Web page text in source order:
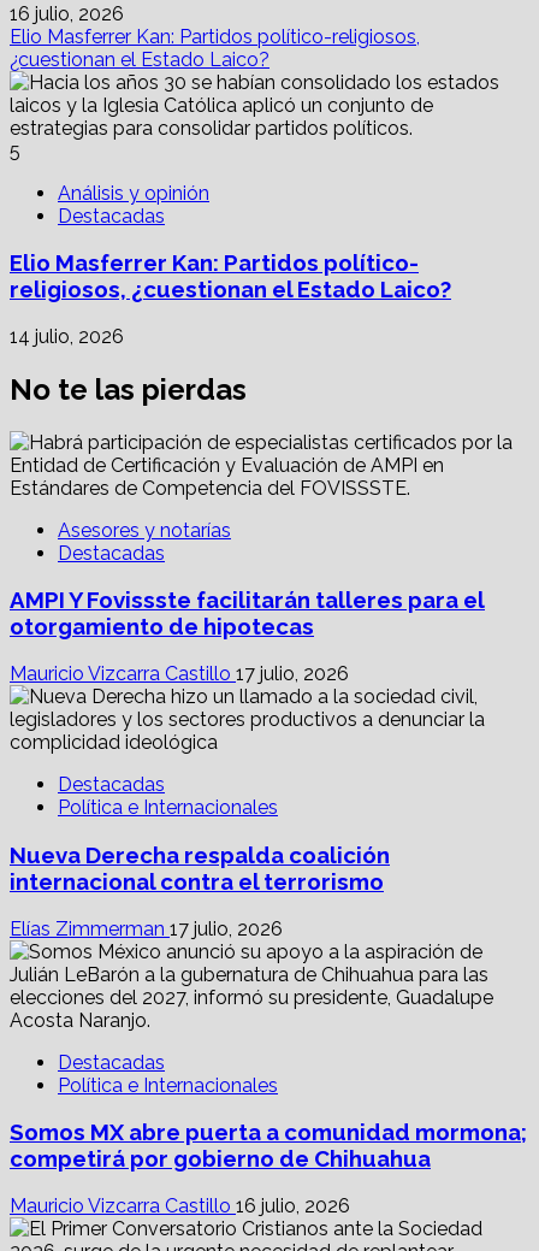
16 julio, 2026
Elio Masferrer Kan: Partidos político-religiosos,
¿cuestionan el Estado Laico?
5
Análisis y opinión
Destacadas
Elio Masferrer Kan: Partidos político-
religiosos, ¿cuestionan el Estado Laico?
14 julio, 2026
No te las pierdas
Asesores y notarías
Destacadas
AMPI Y Fovissste facilitarán talleres para el
otorgamiento de hipotecas
Mauricio Vizcarra Castillo 17 julio, 2026
Destacadas
Política e Internacionales
Nueva Derecha respalda coalición
internacional contra el terrorismo
Elías Zimmerman 17 julio, 2026
Destacadas
Política e Internacionales
Somos MX abre puerta a comunidad mormona;
competirá por gobierno de Chihuahua
Mauricio Vizcarra Castillo 16 julio, 2026